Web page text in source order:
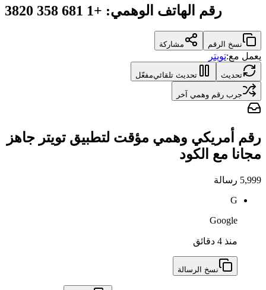
رقم الهاتف الوهمي:
+1 681 358 3820
نسخ الرقم مشاركة
يعمل مع:تويتر
تحديث تحديث تلقائيمفعّل
جرب رقم وهمي آخر
رقم أمريكي وهمي مؤقت لتطبيق تويتر جاهز
مجانا مع الكود
5,999 رسالة
G
Google
منذ 4 دقائق
نسخ الرسالة